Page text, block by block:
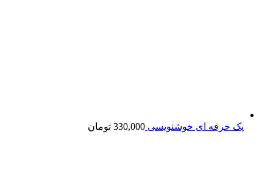
پک حرفه ای خوشنویسی 330,000 تومان